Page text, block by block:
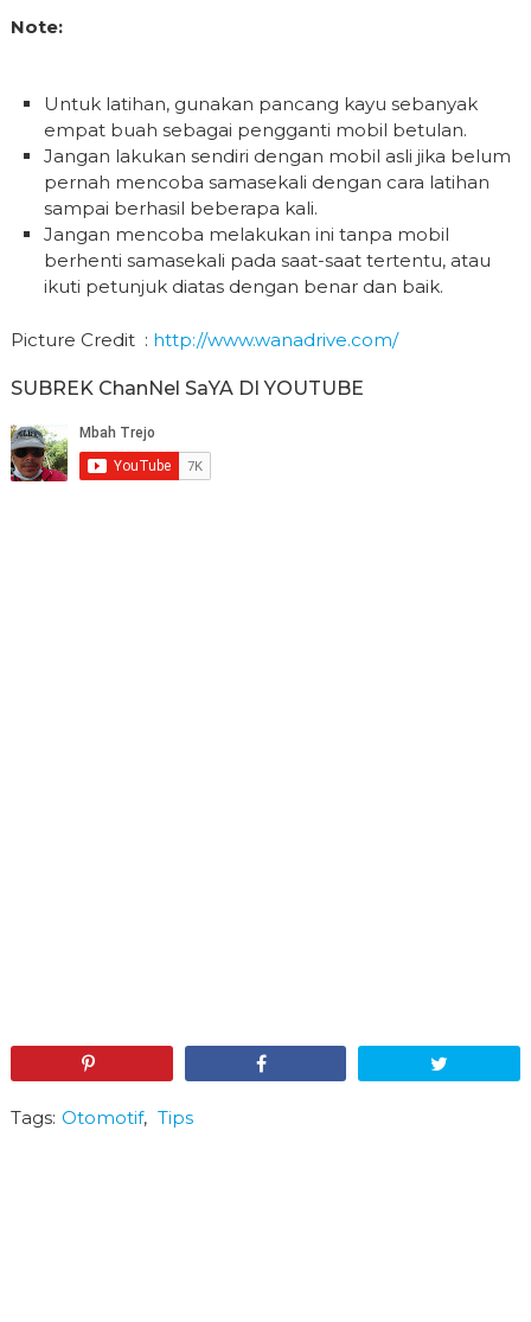
Note:
Untuk latihan, gunakan pancang kayu sebanyak
empat buah sebagai pengganti mobil betulan.
Jangan lakukan sendiri dengan mobil asli jika belum
pernah mencoba samasekali dengan cara latihan
sampai berhasil beberapa kali.
Jangan mencoba melakukan ini tanpa mobil
berhenti samasekali pada saat-saat tertentu, atau
ikuti petunjuk diatas dengan benar dan baik.
Picture Credit : http://www.wanadrive.com/
SUBREK ChanNel SaYA DI YOUTUBE
Tags: Otomotif, Tips